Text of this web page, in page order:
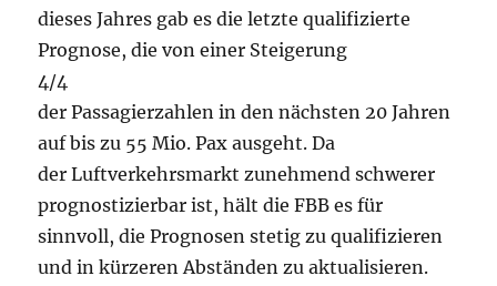
dieses Jahres gab es die letzte qualifizierte
Prognose, die von einer Steigerung
4/4
der Passagierzahlen in den nächsten 20 Jahren
auf bis zu 55 Mio. Pax ausgeht. Da
der Luftverkehrsmarkt zunehmend schwerer
prognostizierbar ist, hält die FBB es für
sinnvoll, die Prognosen stetig zu qualifizieren
und in kürzeren Abständen zu aktualisieren.